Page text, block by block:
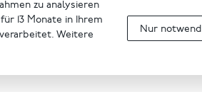
zu analysieren
13 Monate in Ihrem
Weitere
Nur